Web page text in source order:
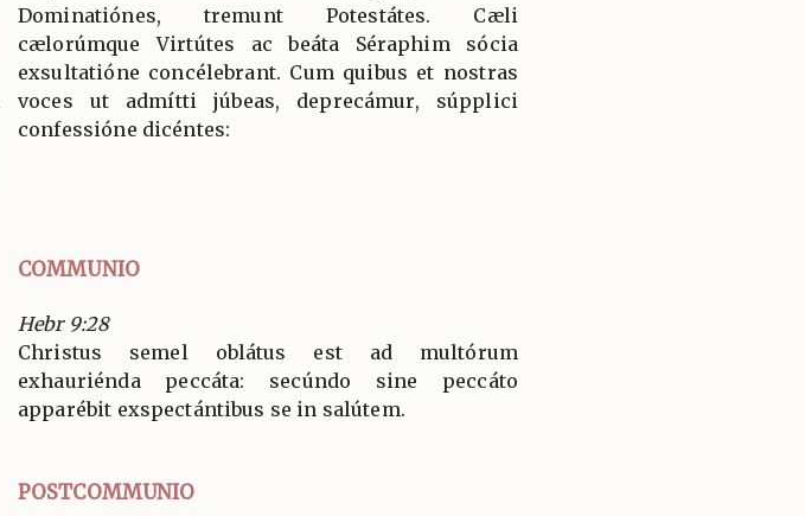
Dominatiónes, tremunt Potestátes. Cæli
cælorúmque Virtútes ac beáta Séraphim sócia
exsultatióne concélebrant. Cum quibus et nostras
voces ut admítti júbeas, deprecámur, súpplici
confessióne dicéntes:
COMMUNIO
Hebr 9:28
Christus semel oblátus est ad multórum
exhauriénda peccáta: secúndo sine peccáto
apparébit exspectántibus se in salútem.
POSTCOMMUNIO